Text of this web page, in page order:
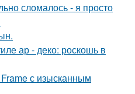
сломалось - я просто
ар - деко: роскошь в
с изысканным